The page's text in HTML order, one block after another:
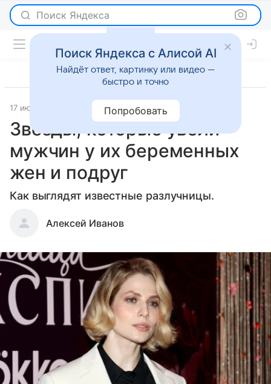
Поиск Яндекса
17 июля 2026 Леди Mail История успеха
Звезды, которые увели
мужчин у их беременных
жен и подруг
Как выглядят известные разлучницы.
Алексей Иванов
Поиск Яндекса с Алисой AI
Найдёт ответ, картинку или видео —
быстро и точно
Попробовать